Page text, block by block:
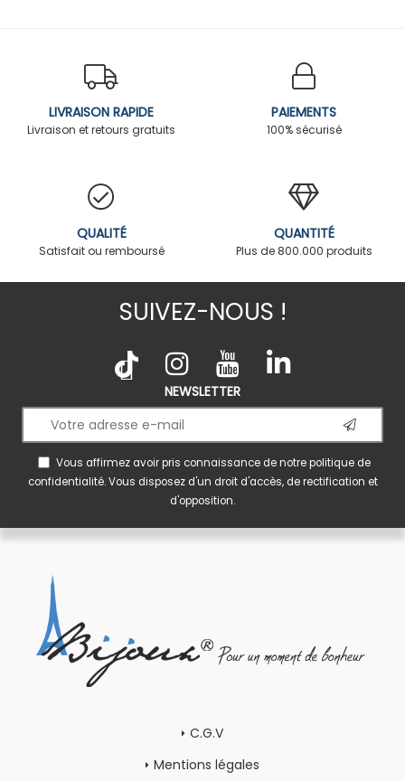
LIVRAISON RAPIDE
Livraison et retours gratuits
PAIEMENTS
100% sécurisé
QUALITÉ
Satisfait ou remboursé
QUANTITÉ
Plus de 800.000 produits
SUIVEZ-NOUS !
NEWSLETTER
Vous affirmez avoir pris connaissance de notrepolitique de
confidentialité. Vous disposez d'un droit d'accès, de rectification et
d'opposition.
C.G.V
Mentions légales